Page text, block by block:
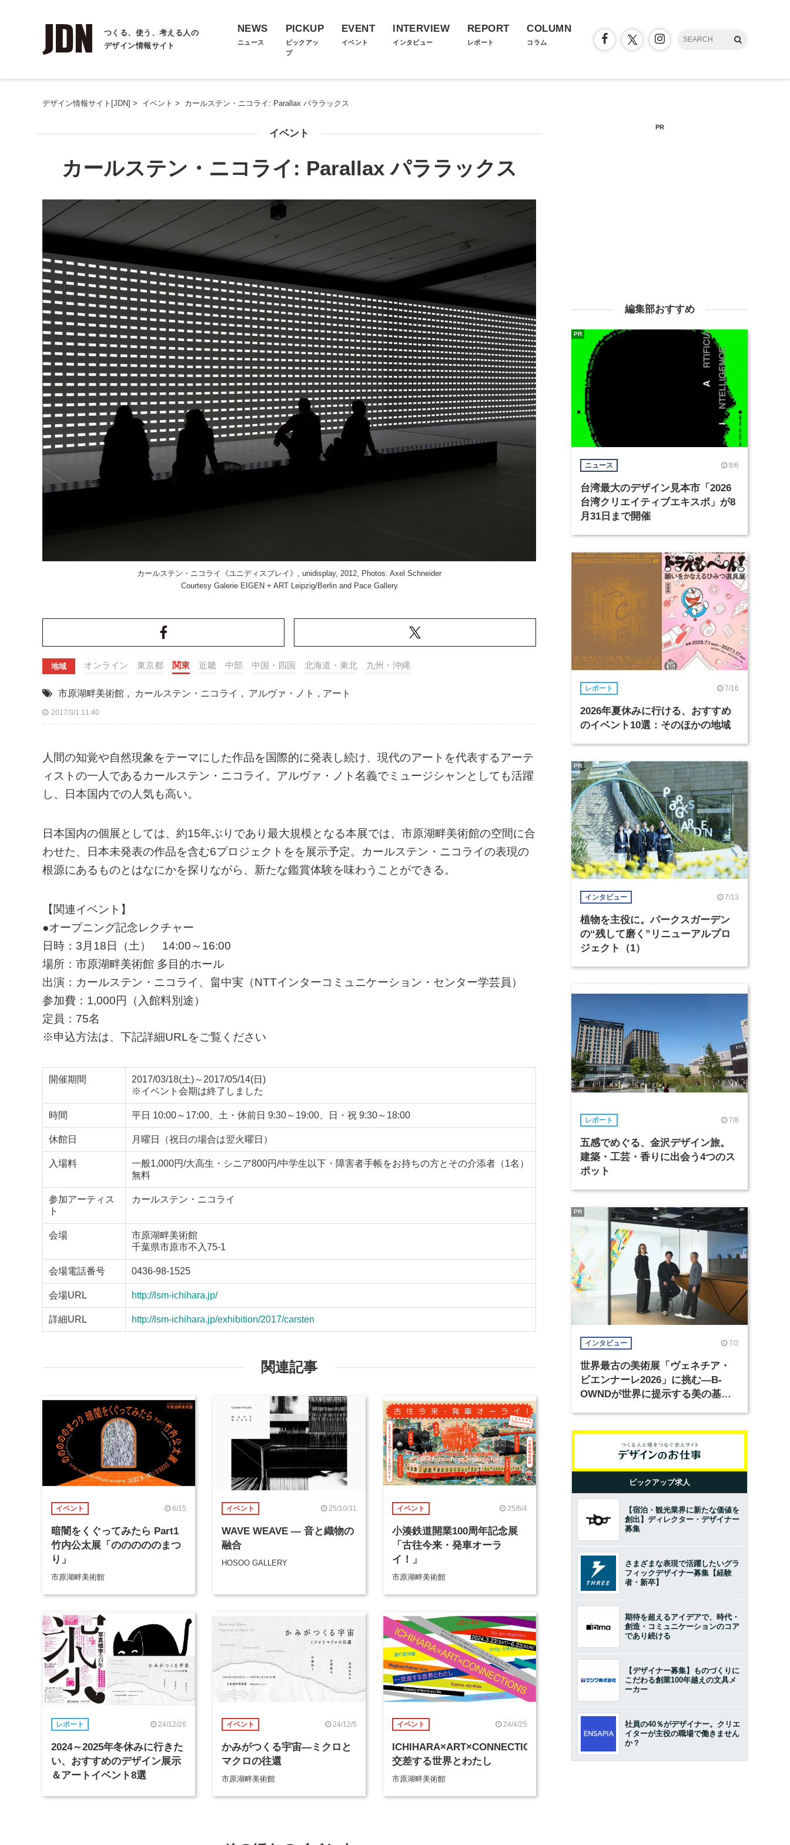
つくる、使う、考える人の
デザイン情報サイト
NEWS
ニュース
PICKUP
ピックアッ
プ
EVENT
イベント
INTERVIEW
インタビュー
REPORT
レポート
COLUMN
コラム
デザイン情報サイト[JDN] > イベント > カールステン・ニコライ: Parallax パララックス
イベント
カールステン・ニコライ: Parallax パララックス
カールステン・ニコライ《ユニディスプレイ》, unidisplay, 2012, Photos: Axel Schneider
Courtesy Galerie EIGEN + ART Leipzig/Berlin and Pace Gallery
地域 オンライン 東京都 関東 近畿 中部 中国・四国 北海道・東北 九州・沖縄
市原湖畔美術館 , カールステン・ニコライ , アルヴァ・ノト , アート
2017/3/1 11:40
人間の知覚や自然現象をテーマにした作品を国際的に発表し続け、現代のアートを代表するアーテ
ィストの一人であるカールステン・ニコライ。アルヴァ・ノト名義でミュージシャンとしても活躍
し、日本国内での人気も高い。
日本国内の個展としては、約15年ぶりであり最大規模となる本展では、市原湖畔美術館の空間に合
わせた、日本未発表の作品を含む6プロジェクトをを展示予定。カールステン・ニコライの表現の
根源にあるものとはなにかを探りながら、新たな鑑賞体験を味わうことができる。
【関連イベント】
●オープニング記念レクチャー
日時：3月18日（土） 14:00～16:00
場所：市原湖畔美術館 多目的ホール
出演：カールステン・ニコライ、畠中実（NTTインターコミュニケーション・センター学芸員）
参加費：1,000円（入館料別途）
定員：75名
※申込方法は、下記詳細URLをご覧ください
開催期間
2017/03/18(土)～2017/05/14(日)
※イベント会期は終了しました
時間 平日 10:00～17:00、土・休前日 9:30～19:00、日・祝 9:30～18:00
休館日 月曜日（祝日の場合は翌火曜日）
入場料
一般1,000円/大高生・シニア800円/中学生以下・障害者手帳をお持ちの方とその介添者（1名）
無料
参加アーティス
ト
カールステン・ニコライ
会場
市原湖畔美術館
千葉県市原市不入75-1
会場電話番号 0436-98-1525
会場URL http://lsm-ichihara.jp/
詳細URL http://lsm-ichihara.jp/exhibition/2017/carsten
関連記事
イベント 6/15
暗闇をくぐってみたら Part1
竹内公太展「のののののまつ
り」
市原湖畔美術館
イベント 25/10/31
WAVE WEAVE ― 音と織物の
融合
HOSOO GALLERY
イベント 25/6/4
小湊鉄道開業100周年記念展
「古往今来・発車オーラ
イ！」
市原湖畔美術館
レポート 24/12/26
2024～2025年冬休みに行きた
い、おすすめのデザイン展示
＆アートイベント8選
イベント 24/12/5
かみがつくる宇宙―ミクロと
マクロの往還
市原湖畔美術館
イベント 24/4/25
ICHIHARA×ART×CONNECTIONS―
交差する世界とわたし
市原湖畔美術館
PR
編集部おすすめ
ニュース 8/6
台湾最大のデザイン見本市「2026
台湾クリエイティブエキスポ」が8
月31日まで開催
PR
レポート 7/16
2026年夏休みに行ける、おすすめ
のイベント10選：そのほかの地域
インタビュー 7/13
植物を主役に。パークスガーデン
の“残して磨く”リニューアルプロ
ジェクト（1）
PR
レポート 7/8
五感でめぐる、金沢デザイン旅。
建築・工芸・香りに出会う4つのス
ポット
インタビュー 7/2
世界最古の美術展「ヴェネチア・
ビエンナーレ2026」に挑む―B-
OWNDが世界に提示する美の基準
PR
ピックアップ求人
【宿泊・観光業界に新たな価値を
創出】ディレクター・デザイナー
募集
さまざまな表現で活躍したいグラ
フィックデザイナー募集【経験
者・新卒】
期待を超えるアイデアで、時代・
創造・コミュニケーションのコア
であり続ける
【デザイナー募集】ものづくりに
こだわる創業100年越えの文具メ
ーカー
社員の40％がデザイナー。クリエ
イターが主役の職場で働きません
か？